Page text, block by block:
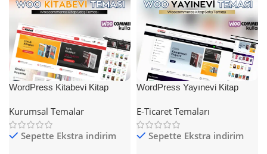
WordPress Kitabevi Kitap
Kurumsal Temalar
Sepette Ekstra indirim
WordPress Yayınevi Kitap
E-Ticaret Temaları
Sepette Ekstra indirim